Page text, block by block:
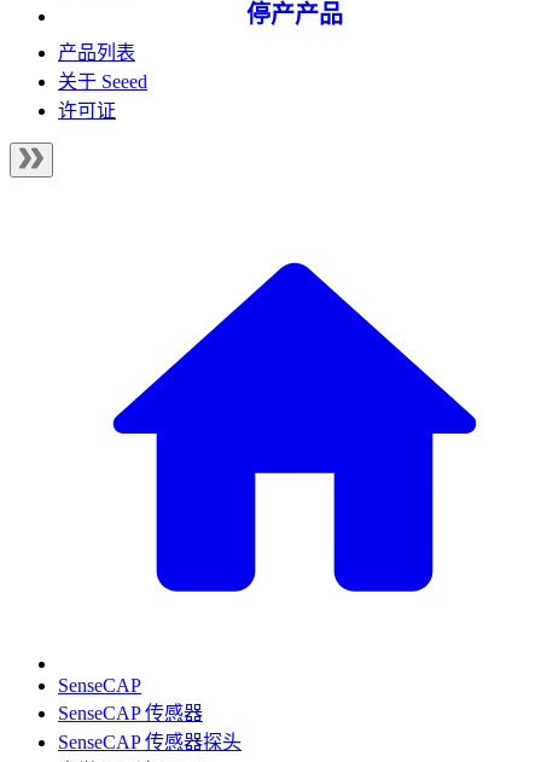
停产产品
产品列表
关于 Seeed
许可证
SenseCAP
SenseCAP 传感器
SenseCAP 传感器探头